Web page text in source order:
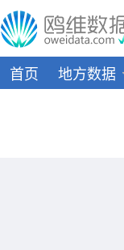
首页 地方数据